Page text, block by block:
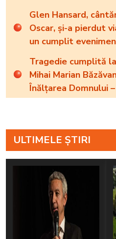
Glen Hansard,
Oscar, și-a pierdut
un cumplit
Tragedie cumplită
Mihai Marian
Înălțarea Domnului
cele veșnice
ULTIMELE ȘTIRI